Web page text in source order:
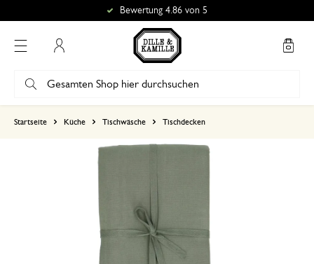
Bewertung 4.86 von 5
Startseite Küche Tischwäsche Tischdecken